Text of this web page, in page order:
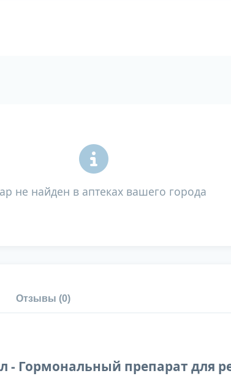
не найден в аптеках вашего города
Отзывы (0)
- Гормональный препарат для